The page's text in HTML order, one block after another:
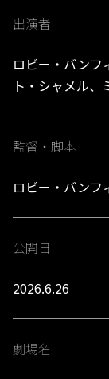
出演者
ロビー・バンフ
ト・シャメル
監督・脚本
ロビー・バンフ
公開日
2026.6.26
劇場名